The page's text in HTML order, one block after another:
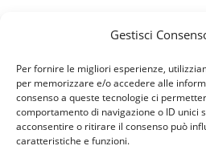
Gestisci
Per fornire le migliori esperienze,
per memorizzare e/o accedere alle
consenso a queste tecnologie ci
comportamento di navigazione o ID unici
acconsentire o ritirare il consenso può
caratteristiche e funzioni.
MARCHI
GOLD
Ottimizza il